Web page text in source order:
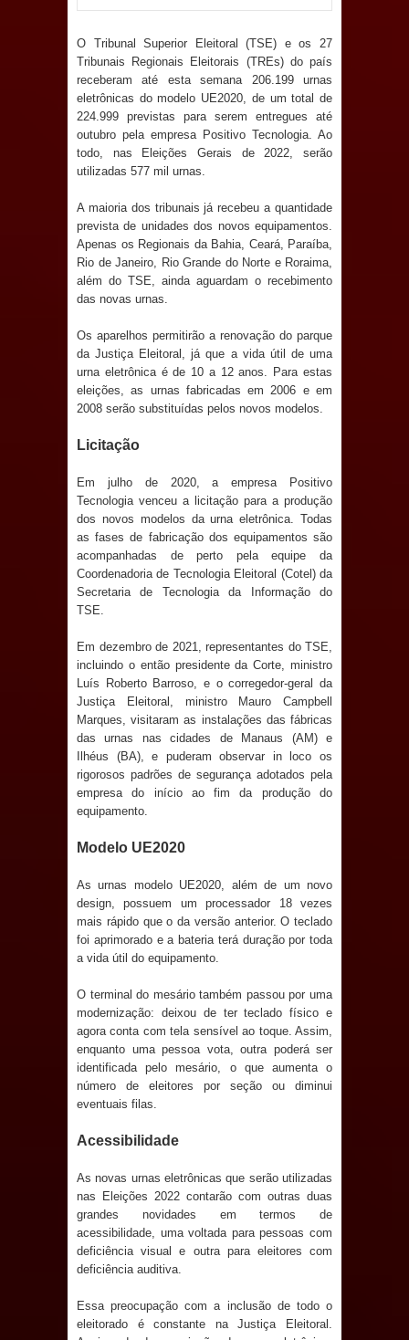
para preservar tamarindeiro e
revitalizar Memorial Augusto dos
Anjos
O verdadeiro oxigênio do Estado
aborda de maneira inédita no mundo
jurídico brasileiro, temas polêmicos;
Prefeitura de Sapé promove
campanha Julho Neon com ações de
antecipa pagamento do mês de julho
e aquece economia para Festa de
Santana
dentárias já foram entregues pela
Prefeitura de Sapé em 2026
Caldas Brandão: Tradicional Festa de
Santana 2026 será neste sábado (25)
e deve atrair grande público
Nota de pesar: Câmara de Marí
lamenta a morte da ex-vereadora
Neta do Sindicato
Prefeito Major Sidnei busca em
Brasília recursos para nova Casa de
Denise Ribeiro toma posse no
Dois Gigantes da Poesia Paraibana
inspiram a IV FEIRA LITERÁRIA DO
BREJO em Guarabira
Vereador Davyd Matias reúne cerca
O Tribunal Superior Eleitoral (TSE) e os 27
Tribunais Regionais Eleitorais (TREs) do país
receberam até esta semana 206.199 urnas
eletrônicas do modelo UE2020, de um total de
224.999 previstas para serem entregues até
outubro pela empresa Positivo Tecnologia. Ao
todo, nas Eleições Gerais de 2022, serão
utilizadas 577 mil urnas.
A maioria dos tribunais já recebeu a quantidade
prevista de unidades dos novos equipamentos.
Apenas os Regionais da Bahia, Ceará, Paraíba,
Rio de Janeiro, Rio Grande do Norte e Roraima,
além do TSE, ainda aguardam o recebimento
das novas urnas.
Os aparelhos permitirão a renovação do parque
da Justiça Eleitoral, já que a vida útil de uma
urna eletrônica é de 10 a 12 anos. Para estas
eleições, as urnas fabricadas em 2006 e em
2008 serão substituídas pelos novos modelos.
Licitação
Em julho de 2020, a empresa Positivo
Tecnologia venceu a licitação para a produção
dos novos modelos da urna eletrônica. Todas
as fases de fabricação dos equipamentos são
acompanhadas de perto pela equipe da
Coordenadoria de Tecnologia Eleitoral (Cotel) da
Secretaria de Tecnologia da Informação do
TSE.
Em dezembro de 2021, representantes do TSE,
incluindo o então presidente da Corte, ministro
Luís Roberto Barroso, e o corregedor-geral da
Justiça Eleitoral, ministro Mauro Campbell
Marques, visitaram as instalações das fábricas
das urnas nas cidades de Manaus (AM) e
Ilhéus (BA), e puderam observar in loco os
rigorosos padrões de segurança adotados pela
empresa do início ao fim da produção do
equipamento.
Modelo UE2020
As urnas modelo UE2020, além de um novo
design, possuem um processador 18 vezes
mais rápido que o da versão anterior. O teclado
foi aprimorado e a bateria terá duração por toda
a vida útil do equipamento.
O terminal do mesário também passou por uma
modernização: deixou de ter teclado físico e
agora conta com tela sensível ao toque. Assim,
enquanto uma pessoa vota, outra poderá ser
identificada pelo mesário, o que aumenta o
número de eleitores por seção ou diminui
eventuais filas.
Acessibilidade
As novas urnas eletrônicas que serão utilizadas
nas Eleições 2022 contarão com outras duas
grandes novidades em termos de
acessibilidade, uma voltada para pessoas com
deficiência visual e outra para eleitores com
deficiência auditiva.
Essa preocupação com a inclusão de todo o
eleitorado é constante na Justiça Eleitoral.